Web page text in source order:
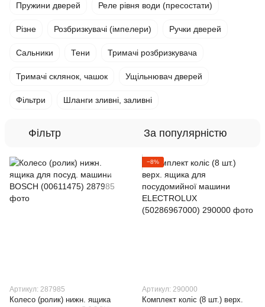
Пружини дверей Реле рівня води (пресостати)
Різне Розбризкувачі (імпелери) Ручки дверей
Сальники Тени Тримачі розбризкувача
Тримачі склянок, чашок Ущільнювач дверей
Фільтри Шланги зливні, заливні
Фільтр За популярністю
Артикул: 287985
Колесо (ролик) нижн. ящика
−8%
Артикул: 290000
Комплект коліс (8 шт.) верх.